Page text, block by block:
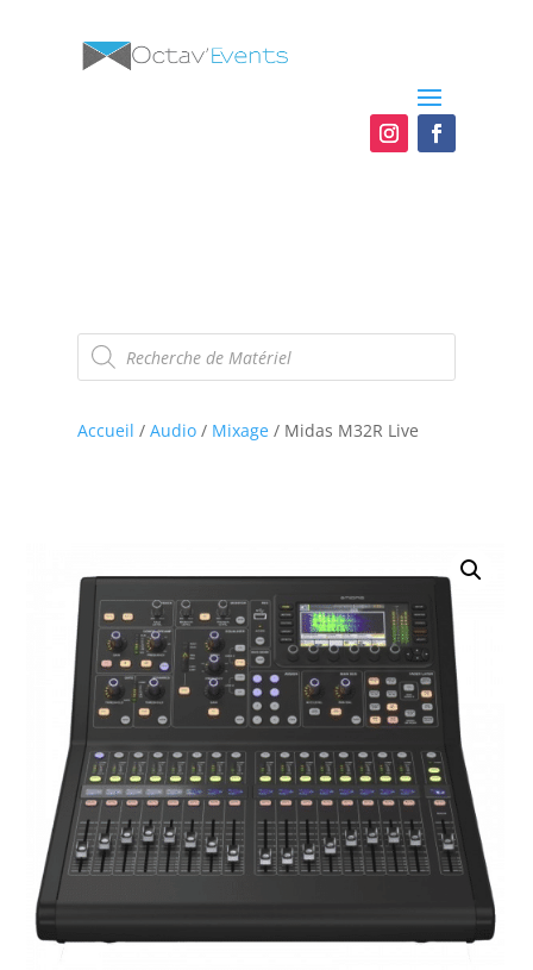
Recherche
de
produits
Accueil / Audio/ Mixage/ Midas M32R Live